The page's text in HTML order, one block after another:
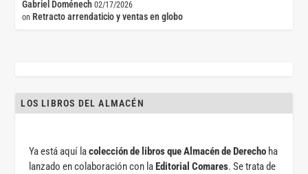
Gabriel Doménech 02/17/2026
on Retracto arrendaticio y ventas en globo
LOS LIBROS DEL ALMACÉN
Ya está aquí lacolección de libros que Almacén de Derecho ha
lanzado en colaboración con laEditorial Comares. Se trata de